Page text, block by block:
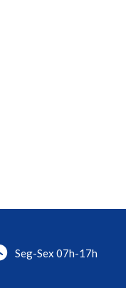
Seg-Sex 07h-17h